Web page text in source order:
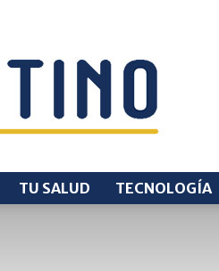
TU SALUD TECNOLOGÍA